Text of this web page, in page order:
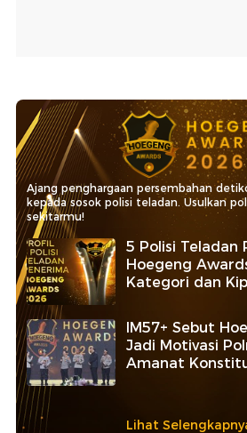
Ajang penghargaan persembahan
kepada sosok polisi teladan. Usulkan
sekitarmu!
5 Polisi Teladan
Hoegeng
Kategori dan
IM57+ Sebut
Jadi Motivasi
Amanat
Lihat